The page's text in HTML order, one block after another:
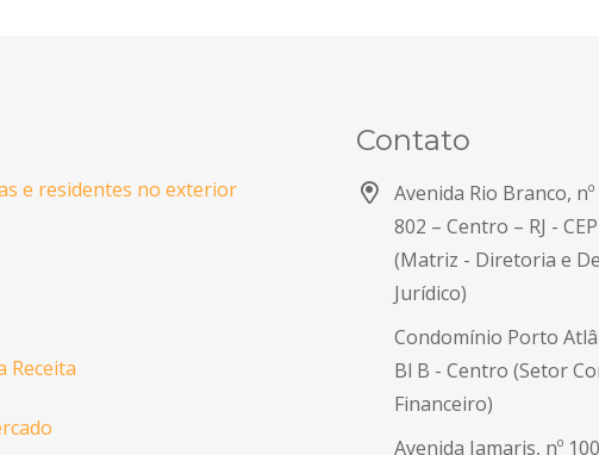
e residentes no exterior
Receita
Contato
Avenida Rio Branco,
802 – Centro – RJ -
(Matriz - Diretoria e
Jurídico)
Condomínio Porto
Bl B - Centro (Setor
Financeiro)
Avenida Jamaris, nº